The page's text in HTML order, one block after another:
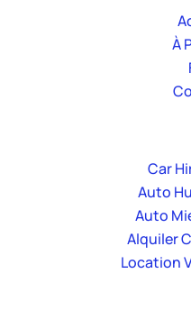
À
Car
Auto
Auto
Alquiler
Location